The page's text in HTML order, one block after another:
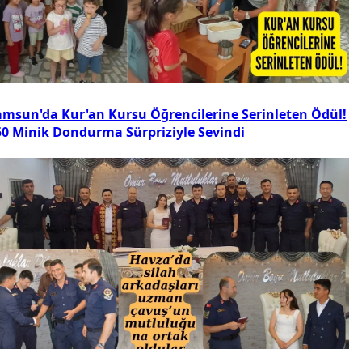
Kur'an Kursu Öğrencilerine Serinleten Ödül!
Minik Dondurma Sürpriziyle Sevindi